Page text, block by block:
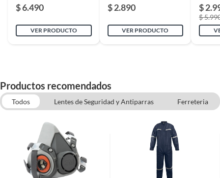
$ 6.490
VER PRODUCTO
$ 2.890
VER PRODUCTO
$
$
Productos recomendados
Todos Lentes de Seguridad y Antiparras
Ferreteria